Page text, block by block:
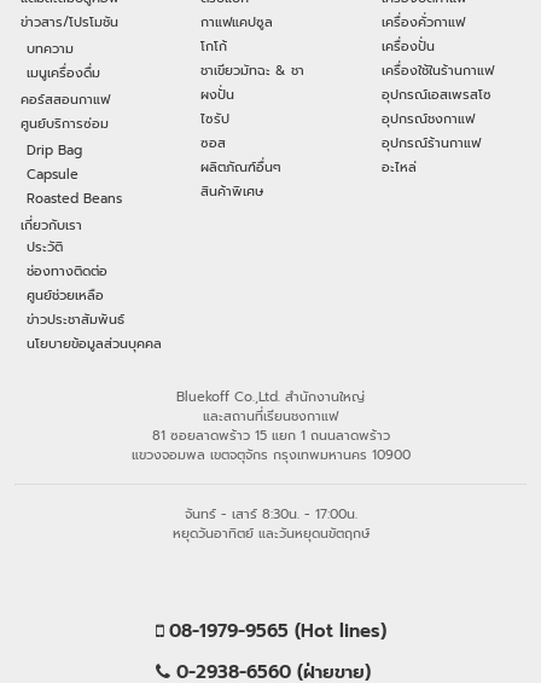
ข่าวสาร/โปรโมชัน
บทความ
เมนูเครื่องดื่ม
คอร์สสอนกาแฟ
ศูนย์บริการซ่อม
Drip Bag
Capsule
Roasted Beans
เกี่ยวกับเรา
ประวัติ
ช่องทางติดต่อ
ศูนย์ช่วยเหลือ
ข่าวประชาสัมพันธ์
นโยบายข้อมูลส่วนบุคคล
กาแฟแคปซูล
โกโก้
ชาเขียวมัทฉะ & ชา
ผงปั่น
ไซรัป
ซอส
ผลิตภัณฑ์อื่นๆ
สินค้าพิเศษ
เครื่องคั่วกาแฟ
เครื่องปั่น
เครื่องใช้ในร้านกาแฟ
อุปกรณ์เอสเพรสโซ
อุปกรณ์ชงกาแฟ
อุปกรณ์ร้านกาแฟ
อะไหล่
Bluekoff Co.,Ltd. สำนักงานใหญ่
และสถานที่เรียนชงกาแฟ
81 ซอยลาดพร้าว 15 แยก 1 ถนนลาดพร้าว
แขวงจอมพล เขตจตุจักร กรุงเทพมหานคร 10900
จันทร์ - เสาร์ 8:30น. - 17:00น.
หยุดวันอาทิตย์ และวันหยุดนขัตฤกษ์
08-1979-9565 (Hot lines)
0-2938-6560 (ฝ่ายขาย)